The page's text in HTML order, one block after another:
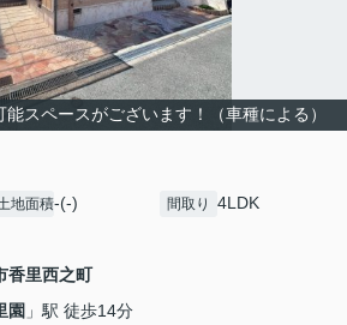
能スペースがございます！（車種による）
地面積-(-) 間取り 4LDK
香里西之町
園 」駅 徒歩14分